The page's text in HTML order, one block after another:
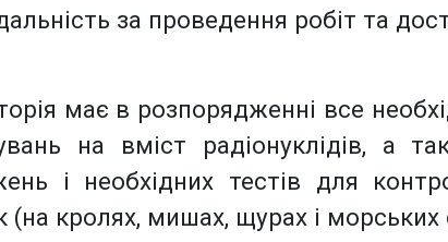
за проведення робіт та
має в розпорядженні все
на вміст радіонуклідів, а
і необхідних тестів для
(на кролях, мишах, щурах і морських